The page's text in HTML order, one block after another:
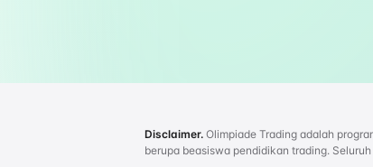
Disclaimer. Olimpiade Trading adalah
berupa beasiswa pendidikan trading.